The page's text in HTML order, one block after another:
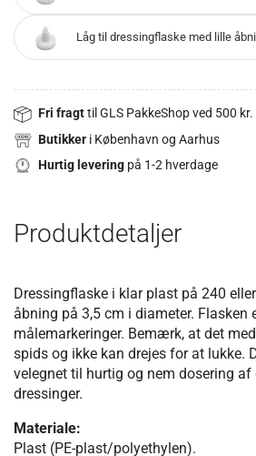
Låg til dressingflaske med lille
Fri fragttil GLS PakkeShop ved 500 kr.
Butikker i København og Aarhus
Hurtig levering på 1-2 hverdage
Produktdetaljer
Dressingflaske i klar plast på 240
åbning på 3,5 cm i diameter. Flasken
målemarkeringer. Bemærk, at det
spids og ikke kan drejes for at lukke.
velegnet til hurtig og nem dosering af
dressinger.
Materiale:
Plast (PE-plast/polyethylen).